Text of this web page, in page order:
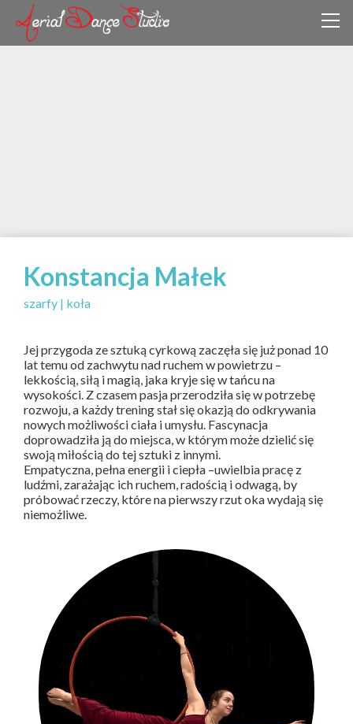
Konstancja Małek
szarfy | koła
Jej przygoda ze sztuką cyrkową zaczęła się już ponad 10
lat temu od zachwytu nad ruchem w powietrzu –
lekkością, siłą i magią, jaka kryje się w tańcu na
wysokości. Z czasem pasja przerodziła się w potrzebę
rozwoju, a każdy trening stał się okazją do odkrywania
nowych możliwości ciała i umysłu. Fascynacja
doprowadziła ją do miejsca, w którym może dzielić się
swoją miłością do tej sztuki z innymi.
Empatyczna, pełna energii i ciepła –uwielbia pracę z
ludźmi, zarażając ich ruchem, radością i odwagą, by
próbować rzeczy, które na pierwszy rzut oka wydają się
niemożliwe.